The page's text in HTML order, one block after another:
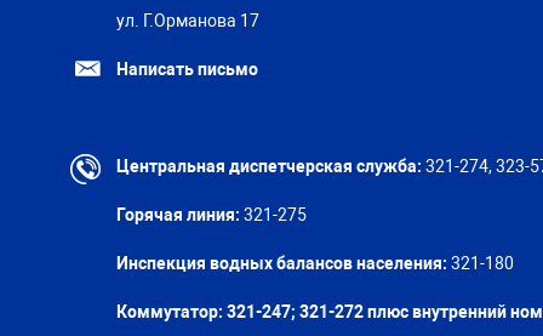
ул. Г.Орманова 17
Написать письмо
Центральная диспетчерская служба: 321-274, 323-
Горячая линия: 321-275
Инспекция водных балансов населения: 321-180
Коммутатор: 321-247; 321-272 плюс внутренний